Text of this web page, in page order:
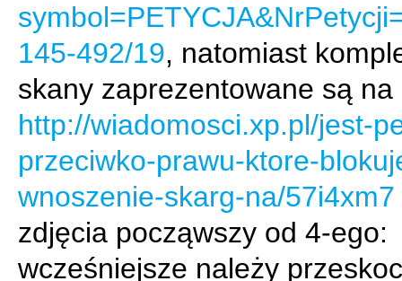
145-492/19, natomiast
skany zaprezentowane są na
http://wiadomosci.xp.pl/jest-
przeciwko-prawu-ktore-
wnoszenie-skarg-na/57i4xm7
zdjęcia począwszy od 4-ego:
wcześniejsze należy